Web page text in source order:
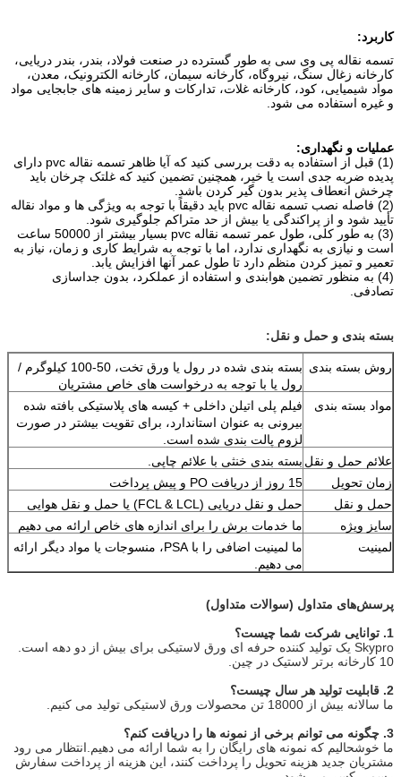
کاربرد:
تسمه نقاله پی وی سی به طور گسترده در صنعت فولاد، بندر، بندر دریایی،
کارخانه زغال سنگ، نیروگاه، کارخانه سیمان، کارخانه الکترونیک، معدن،
مواد شیمیایی، کود، کارخانه غلات، تدارکات و سایر زمینه های جابجایی مواد
و غیره استفاده می شود.
عملیات و نگهداری:
(1) قبل از استفاده به دقت بررسی کنید که آیا ظاهر تسمه نقاله pvc دارای
پدیده ضربه جدی است یا خیر، همچنین تضمین کنید که غلتک چرخان باید
چرخش انعطاف پذیر بدون گیر کردن باشد.
(2) فاصله نصب تسمه نقاله pvc باید دقیقاً با توجه به ویژگی ها و مواد نقاله
تأیید شود و از پراکندگی یا بیش از حد متراکم جلوگیری شود.
(3) به طور کلی، طول عمر تسمه نقاله pvc بسیار بیشتر از 50000 ساعت
است و نیازی به نگهداری ندارد، اما با توجه به شرایط کاری و زمان، نیاز به
تعمیر و تمیز کردن منظم دارد تا طول عمر آنها افزایش یابد.
(4) به منظور تضمین هوابندی و استفاده از عملکرد، بدون جداسازی
تصادفی.
بسته بندی و حمل و نقل:
روش بسته بندی
بسته بندی شده در رول یا ورق تخت، 50-100 کیلوگرم /
رول یا با توجه به درخواست های خاص مشتریان
مواد بسته بندی
فیلم پلی اتیلن داخلی + کیسه های پلاستیکی بافته شده
بیرونی به عنوان استاندارد، برای تقویت بیشتر در صورت
لزوم پالت بندی شده است.
علائم حمل و نقل بسته بندی خنثی با علائم چاپی.
زمان تحویل
15 روز از دریافت PO و پیش پرداخت
حمل و نقل
حمل و نقل دریایی (FCL & LCL) یا حمل و نقل هوایی
سایز ویژه
ما خدمات برش را برای اندازه های خاص ارائه می دهیم
لمینیت
ما لمینیت اضافی را با PSA، منسوجات یا مواد دیگر ارائه
می دهیم.
پرسش‌های متداول (سوالات متداول)
1. توانایی شرکت شما چیست؟
Skypro یک تولید کننده حرفه ای ورق لاستیکی برای بیش از دو دهه است.
10 کارخانه برتر لاستیک در چین.
2. قابلیت تولید هر سال چیست؟
ما سالانه بیش از 18000 تن محصولات ورق لاستیکی تولید می کنیم.
3. چگونه می توانم برخی از نمونه ها را دریافت کنم؟
ما خوشحالیم که نمونه های رایگان را به شما ارائه می دهیم.انتظار می رود
مشتریان جدید هزینه تحویل را پرداخت کنند، این هزینه از پرداخت سفارش